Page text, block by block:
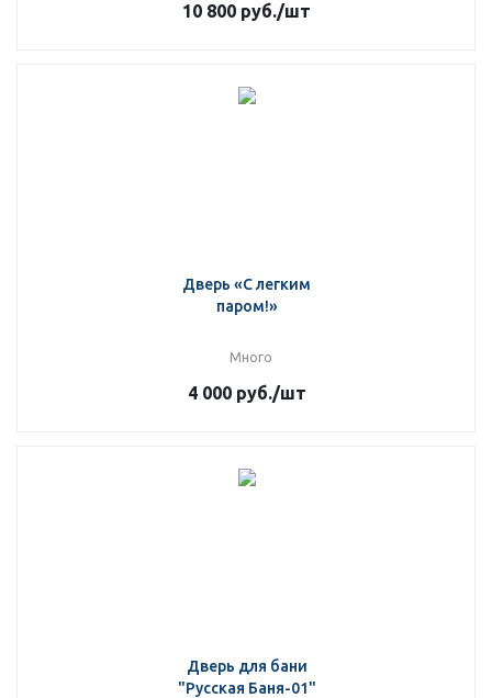
10 800 руб./шт
Дверь «С легким
паром!»
Много
4 000руб./шт
Дверь для бани
"Русская Баня-01"